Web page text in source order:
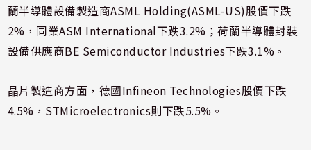
蘭半導體設備製造商ASML Holding(ASML-US)股價下跌
2%，同業ASM International下跌3.2%；荷蘭半導體封裝
設備供應商BE Semiconductor Industries下跌3.1%。
晶片製造商方面，德國Infineon Technologies股價下跌
4.5%，STMicroelectronics則下跌5.5%。